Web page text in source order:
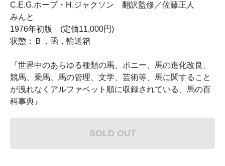
C.E.G.ホープ・H.ジャクソン 翻訳監修／佐藤正人
みんと
1976年初版 (定価11,000円)
状態：Ｂ，函，輸送箱
『世界中のあらゆる種類の馬、ポニー、馬の進化改良、
競馬、乗馬、馬の管理、文学、芸術等、馬に関すること
が洩れなくアルファベット順に収録されている、馬の百
科事典』
SOLD OUT